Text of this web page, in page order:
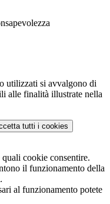
utilizzati si avvalgono di
alle finalità illustrate nella
tutti i cookies
quali cookie consentire.
il funzionamento della
al funzionamento potete